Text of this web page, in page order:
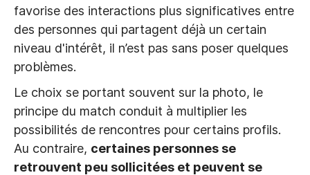
favorise des interactions plus significatives entre
des personnes qui partagent déjà un certain
niveau d'intérêt, il n’est pas sans poser quelques
problèmes.
Le choix se portant souvent sur la photo, le
principe du match conduit à multiplier les
possibilités de rencontres pour certains profils.
Au contraire, certaines personnes se
retrouvent peu sollicitées et peuvent se